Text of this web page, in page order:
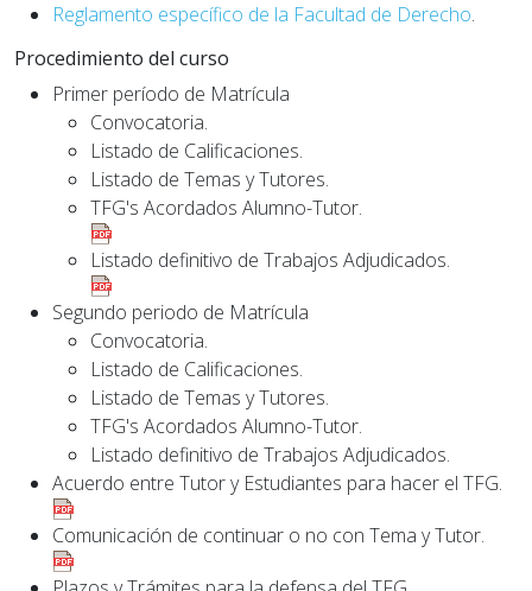
Reglamento específico de la Facultad de Derecho.
Procedimiento del curso
Primer período de Matrícula
Convocatoria.
Listado de Calificaciones.
Listado de Temas y Tutores.
TFG's Acordados Alumno-Tutor.
Listado definitivo de Trabajos Adjudicados.
Segundo periodo de Matrícula
Convocatoria.
Listado de Calificaciones.
Listado de Temas y Tutores.
TFG's Acordados Alumno-Tutor.
Listado definitivo de Trabajos Adjudicados.
Acuerdo entre Tutor y Estudiantes para hacer el TFG.
Comunicación de continuar o no con Tema y Tutor.